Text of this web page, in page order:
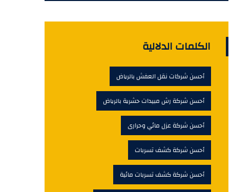
الكلمات الدلالية
أحسن شركات نقل العفش بالرياض
أحسن شركة رش مبيدات حشرية بالرياض
أحسن شركة عزل مائي وحرارى
أحسن شركة كشف تسربات
أحسن شركة كشف تسربات مائية